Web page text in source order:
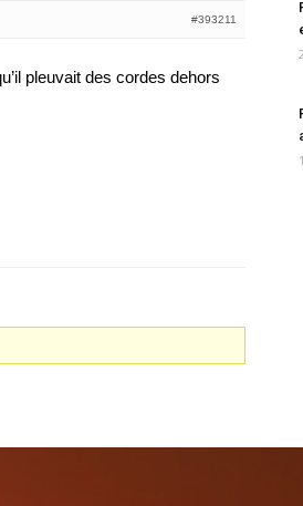
#393211
pleuvait des cordes dehors